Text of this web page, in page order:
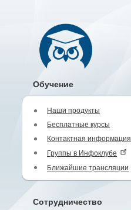
Обучение
Наши продукты
Бесплатные курсы
Контактная информация
Группы в Инфоклубе
Ближайшие трансляции
Сотрудничество